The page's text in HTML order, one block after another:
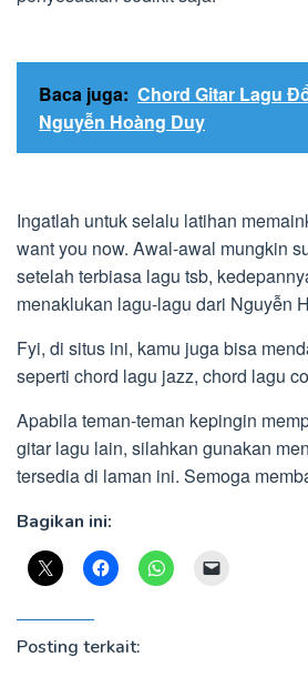
Baca juga: Chord Gitar Lagu
Nguyễn Hoàng Duy
Ingatlah untuk selalu latihan
want you now. Awal-awal mungkin
setelah terbiasa lagu tsb,
menaklukan lagu-lagu dari Nguyễn
Fyi, di situs ini, kamu juga bisa
seperti chord lagu jazz, chord lagu
Apabila teman-teman kepingin
gitar lagu lain, silahkan gunakan
tersedia di laman ini. Semoga
Bagikan ini:
Posting terkait: